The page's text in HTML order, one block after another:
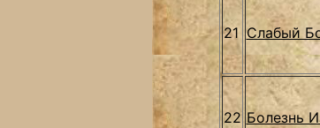
21 Слабый
22 Болезнь